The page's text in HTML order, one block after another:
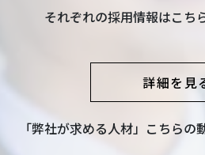
それぞれの採用情報はこち
詳細を見
「弊社が求める人材」こちら